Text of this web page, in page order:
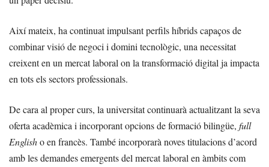
Així mateix, ha continuat impulsant perfils híbrids capaços de
combinar visió de negoci i domini tecnològic, una necessitat
creixent en un mercat laboral on la transformació digital ja impacta
en tots els sectors professionals.
De cara al proper curs, la universitat continuarà actualitzant la seva
oferta acadèmica i incorporant opcions de formació bilingüe, full
Englisho en francès. També incorporarà noves titulacions d’acord
amb les demandes emergents del mercat laboral en àmbits com